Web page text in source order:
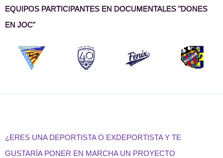
EQUIPOS PARTICIPANTES EN DOCUMENTALES "DONES
EN JOC"
¿ERES UNA DEPORTISTA O EXDEPORTISTA Y TE
GUSTARÍA PONER EN MARCHA UN PROYECTO